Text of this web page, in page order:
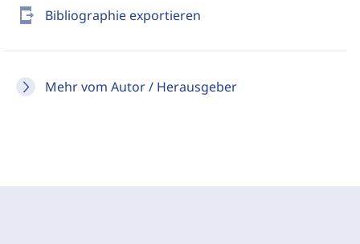
send_to_mobile Bibliographie exportieren
Mehr vom Autor / Herausgeber